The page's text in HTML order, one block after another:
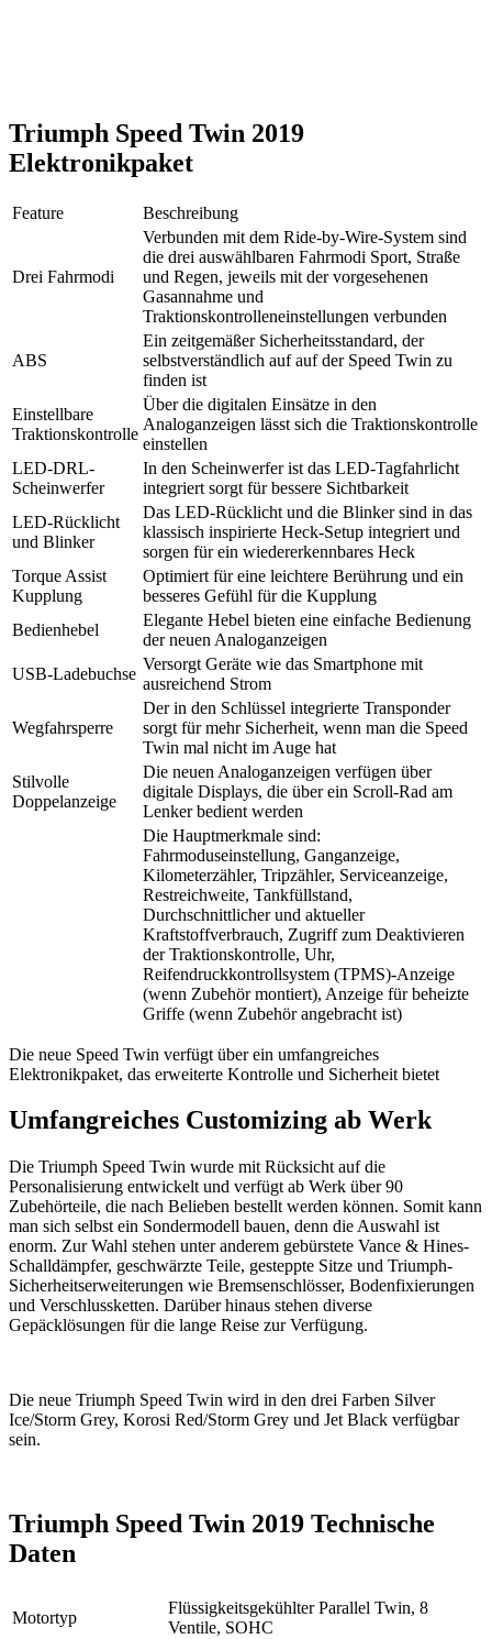
Triumph Speed Twin 2019
Elektronikpaket
Feature Beschreibung
Drei Fahrmodi
Verbunden mit dem Ride-by-Wire-System sind
die drei auswählbaren Fahrmodi Sport, Straße
und Regen, jeweils mit der vorgesehenen
Gasannahme und
Traktionskontrolleneinstellungen verbunden
ABS
Ein zeitgemäßer Sicherheitsstandard, der
selbstverständlich auf auf der Speed Twin zu
finden ist
Einstellbare
Traktionskontrolle
Über die digitalen Einsätze in den
Analoganzeigen lässt sich die Traktionskontrolle
einstellen
LED-DRL-
Scheinwerfer
In den Scheinwerfer ist das LED-Tagfahrlicht
integriert sorgt für bessere Sichtbarkeit
LED-Rücklicht
und Blinker
Das LED-Rücklicht und die Blinker sind in das
klassisch inspirierte Heck-Setup integriert und
sorgen für ein wiedererkennbares Heck
Torque Assist
Kupplung
Optimiert für eine leichtere Berührung und ein
besseres Gefühl für die Kupplung
Bedienhebel
Elegante Hebel bieten eine einfache Bedienung
der neuen Analoganzeigen
USB-Ladebuchse
Versorgt Geräte wie das Smartphone mit
ausreichend Strom
Wegfahrsperre
Der in den Schlüssel integrierte Transponder
sorgt für mehr Sicherheit, wenn man die Speed
Twin mal nicht im Auge hat
Stilvolle
Doppelanzeige
Die neuen Analoganzeigen verfügen über
digitale Displays, die über ein Scroll-Rad am
Lenker bedient werden
Die Hauptmerkmale sind:
Fahrmoduseinstellung, Ganganzeige,
Kilometerzähler, Tripzähler, Serviceanzeige,
Restreichweite, Tankfüllstand,
Durchschnittlicher und aktueller
Kraftstoffverbrauch, Zugriff zum Deaktivieren
der Traktionskontrolle, Uhr,
Reifendruckkontrollsystem (TPMS)-Anzeige
(wenn Zubehör montiert), Anzeige für beheizte
Griffe (wenn Zubehör angebracht ist)
Die neue Speed ​​Twin verfügt über ein umfangreiches
Elektronikpaket, das erweiterte Kontrolle und Sicherheit bietet
Umfangreiches Customizing ab Werk
Die Triumph Speed ​​Twin wurde mit Rücksicht auf die
Personalisierung entwickelt und verfügt ab Werk über 90
Zubehörteile, die nach Belieben bestellt werden können. Somit kann
man sich selbst ein Sondermodell bauen, denn die Auswahl ist
enorm. Zur Wahl stehen unter anderem gebürstete Vance & Hines-
Schalldämpfer, geschwärzte Teile, gesteppte Sitze und Triumph-
Sicherheitserweiterungen wie Bremsenschlösser, Bodenfixierungen
und Verschlussketten. Darüber hinaus stehen diverse
Gepäcklösungen für die lange Reise zur Verfügung.
Die neue Triumph Speed Twin wird in den drei Farben Silver
Ice/Storm Grey, Korosi Red/Storm Grey und Jet Black verfügbar
sein.
Triumph Speed Twin 2019 Technische
Daten
Motortyp
Flüssigkeitsgekühlter Parallel Twin, 8
Ventile, SOHC